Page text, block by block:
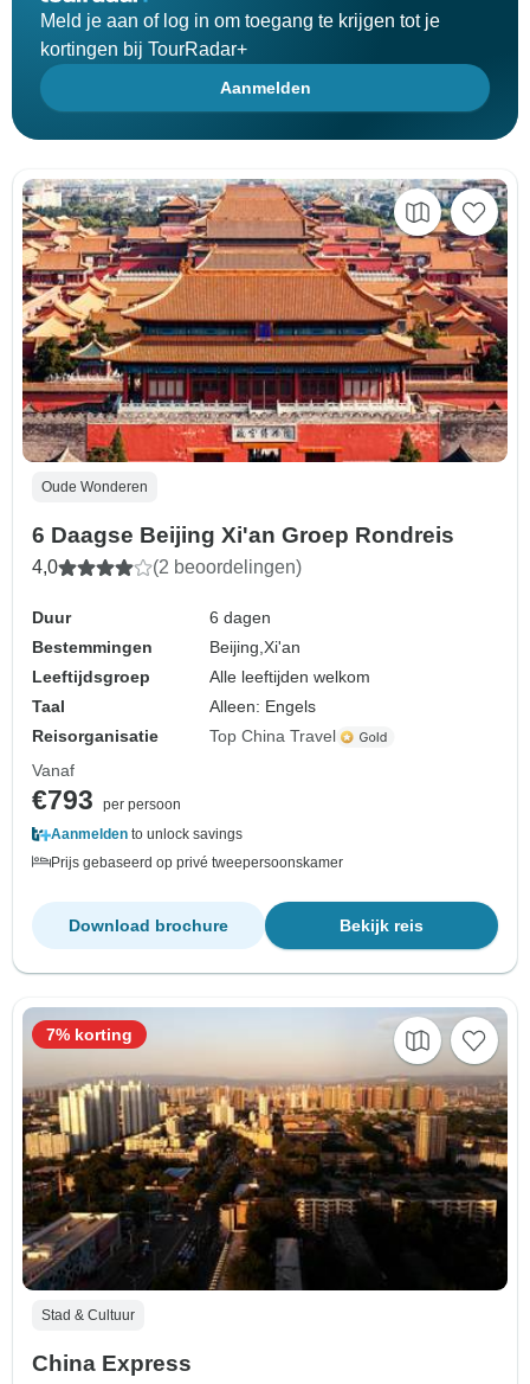
Meld je aan of log in om toegang te krijgen tot je
kortingen bij TourRadar+
Aanmelden
Oude Wonderen
6 Daagse Beijing Xi'an Groep Rondreis
4,0 (2 beoordelingen)
Duur
6 dagen
Bestemmingen
Beijing,Xi'an
Leeftijdsgroep
Alle leeftijden welkom
Taal
Alleen: Engels
Reisorganisatie
Top China Travel
Vanaf
€793
per persoon
Aanmelden to unlock savings
Prijs gebaseerd op privé tweepersoonskamer
Bekijk reis
Download brochure
Stad & Cultuur
China Express
7% korting